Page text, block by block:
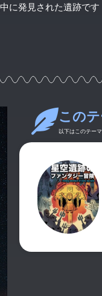
に発見された遺跡です
この
以下はこのテー